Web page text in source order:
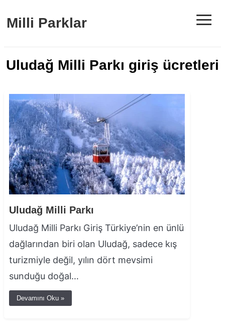
Milli Parklar ≡
Uludağ Milli Parkı giriş ücretleri
Uludağ Milli Parkı
Uludağ Milli Parkı Giriş Türkiye’nin en ünlü
dağlarından biri olan Uludağ, sadece kış
turizmiyle değil, yılın dört mevsimi
sunduğu doğal…
Devamını Oku »